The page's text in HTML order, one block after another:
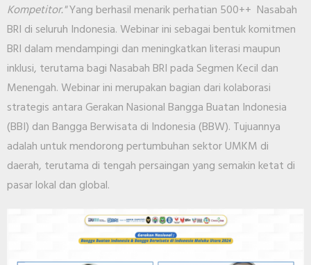
Kompetitor."Yang berhasil menarik perhatian 500++ Nasabah
BRI di seluruh Indonesia. Webinar ini sebagai bentuk komitmen
BRI dalam mendampingi dan meningkatkan literasi maupun
inklusi, terutama bagi Nasabah BRI pada Segmen Kecil dan
Menengah. Webinar ini merupakan bagian dari kolaborasi
strategis antara Gerakan Nasional Bangga Buatan Indonesia
(BBI) dan Bangga Berwisata di Indonesia (BBW). Tujuannya
adalah untuk mendorong pertumbuhan sektor UMKM di
daerah, terutama di tengah persaingan yang semakin ketat di
pasar lokal dan global.